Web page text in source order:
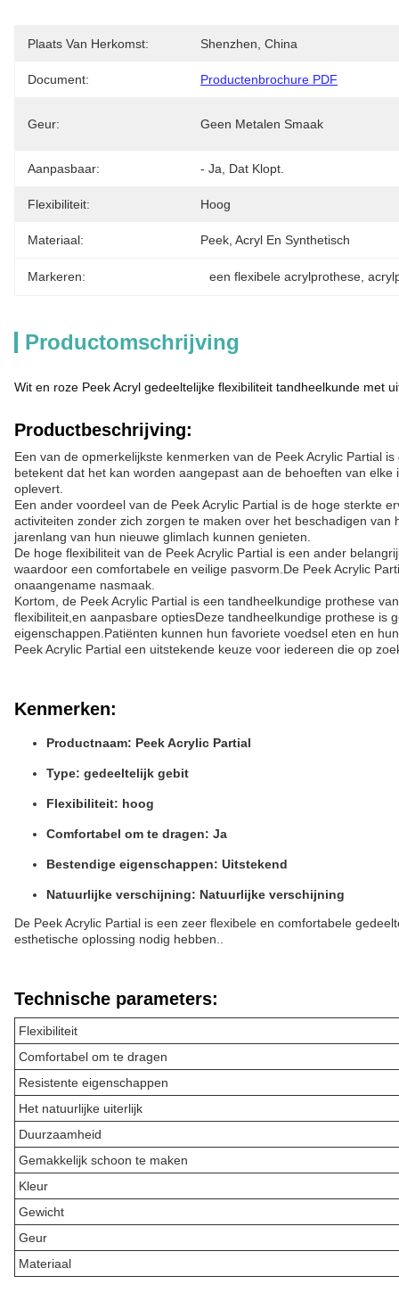
Plaats Van Herkomst: Shenzhen, China
Document: Productenbrochure PDF
Geur: Geen Metalen Smaak
Aanpasbaar: - Ja, Dat Klopt.
Flexibiliteit: Hoog
Materiaal: Peek, Acryl En Synthetisch
Markeren: een flexibele acrylprothese,
Productomschrijving
Wit en roze Peek Acryl gedeeltelijke flexibiliteit tandheelkunde met
Productbeschrijving:
Een van de opmerkelijkste kenmerken van de Peek Acrylic Partial
betekent dat het kan worden aangepast aan de behoeften van
oplevert.
Een ander voordeel van de Peek Acrylic Partial is de hoge sterkte
activiteiten zonder zich zorgen te maken over het beschadigen
jarenlang van hun nieuwe glimlach kunnen genieten.
De hoge flexibiliteit van de Peek Acrylic Partial is een ander
waardoor een comfortabele en veilige pasvorm.De Peek Acrylic
onaangename nasmaak.
Kortom, de Peek Acrylic Partial is een tandheelkundige prothese
flexibiliteit,en aanpasbare optiesDeze tandheelkundige prothese is
eigenschappen.Patiënten kunnen hun favoriete voedsel eten en
Peek Acrylic Partial een uitstekende keuze voor iedereen die op
Kenmerken:
Productnaam: Peek Acrylic Partial
Type: gedeeltelijk gebit
Flexibiliteit: hoog
Comfortabel om te dragen: Ja
Bestendige eigenschappen: Uitstekend
Natuurlijke verschijning: Natuurlijke verschijning
De Peek Acrylic Partial is een zeer flexibele en comfortabele
esthetische oplossing nodig hebben..
Technische parameters:
Flexibiliteit
Comfortabel om te dragen
Resistente eigenschappen
Het natuurlijke uiterlijk
Duurzaamheid
Gemakkelijk schoon te maken
Kleur
Gewicht
Geur
Materiaal